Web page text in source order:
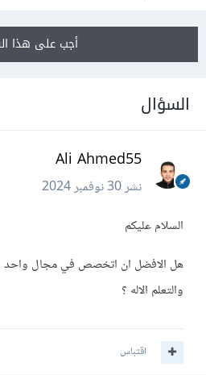
أجب على هذا
السؤال
Ali Ahmed55
نشر30 نوفمبر 2024
السلام عليكم
هل الافضل ان اتخصص في مجال واحد
والتعلم الاله ؟
اقتباس